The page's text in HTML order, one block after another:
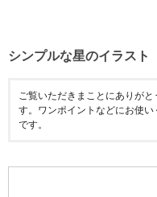
シンプルな星のイラスト
ご覧いただきまことにありが
す。ワンポイントなどにお使
です。